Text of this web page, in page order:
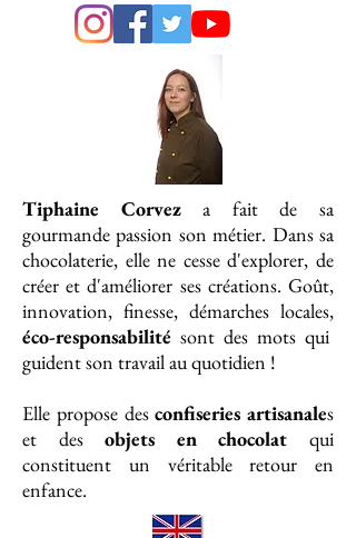
Tiphaine Corveza fait de sa
gourmande passion son métier. Dans sa
chocolaterie, elle ne cesse d'explorer, de
créer et d'améliorer ses créations. Goût,
innovation, finesse, démarches locales,
éco-responsabilité sont des mots qui
guident son travail au quotidien !
Elle propose desconfiseries artisanales
et desobjets en chocolatqui
constituent un véritable retour en
enfance.